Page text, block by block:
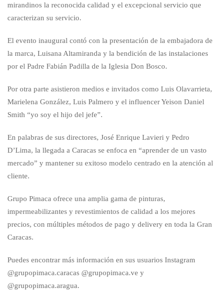
mirandinos la reconocida calidad y el excepcional servicio que
caracterizan su servicio.
El evento inaugural contó con la presentación de la embajadora de
la marca, Luisana Altamiranda y la bendición de las instalaciones
por el Padre Fabián Padilla de la Iglesia Don Bosco.
Por otra parte asistieron medios e invitados como Luis Olavarrieta,
Marielena González, Luis Palmero y el influencer Yeison Daniel
Smith “yo soy el hijo del jefe”.
En palabras de sus directores, José Enrique Lavieri y Pedro
D’Lima, la llegada a Caracas se enfoca en “aprender de un vasto
mercado” y mantener su exitoso modelo centrado en la atención al
cliente.
Grupo Pimaca ofrece una amplia gama de pinturas,
impermeabilizantes y revestimientos de calidad a los mejores
precios, con múltiples métodos de pago y delivery en toda la Gran
Caracas.
Puedes encontrar más información en sus usuarios Instagram
@grupopimaca.caracas @grupopimaca.ve y
@grupopimaca.aragua.